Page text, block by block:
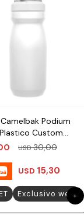
Podium
Custom
USD 30,00
USD 15,30
Exclusivo web